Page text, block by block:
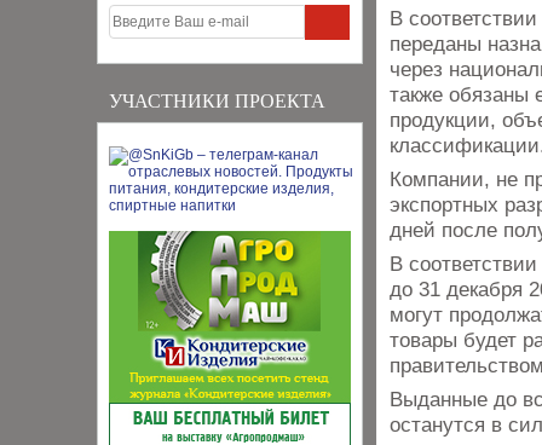
УЧАСТНИКИ ПРОЕКТА
В
переданы
через
также обязаны
продукции,
Компании, не
экспортных
дней после
В
до 31 декабря
могут
товары будет
Выданные до
останутся в